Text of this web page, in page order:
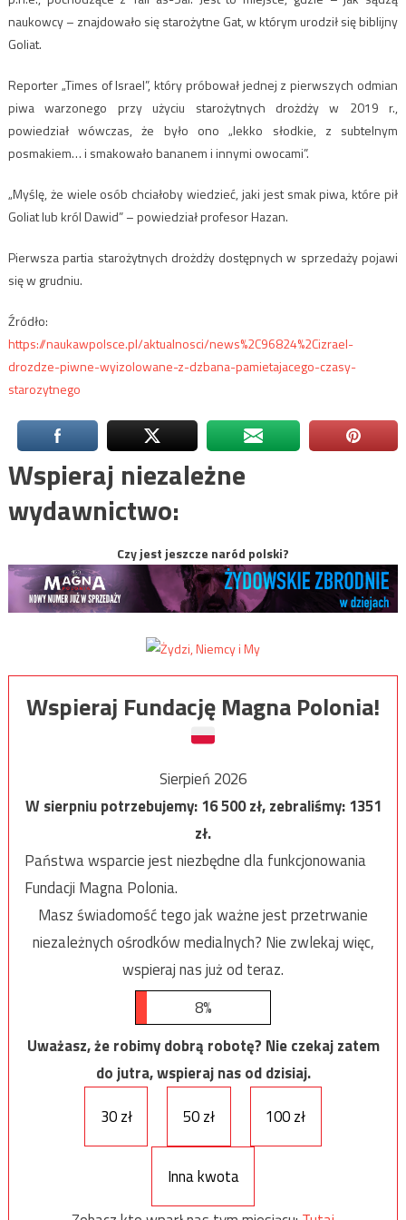
naukowcy – znajdowało się starożytne Gat, w którym urodził się biblijny
Goliat.
Reporter „Times of Israel”, który próbował jednej z pierwszych odmian
piwa warzonego przy użyciu starożytnych drożdży w 2019 r.,
powiedział wówczas, że było ono „lekko słodkie, z subtelnym
posmakiem… i smakowało bananem i innymi owocami”.
„Myślę, że wiele osób chciałoby wiedzieć, jaki jest smak piwa, które pił
Goliat lub król Dawid” – powiedział profesor Hazan.
Pierwsza partia starożytnych drożdży dostępnych w sprzedaży pojawi
się w grudniu.
Źródło:
https://naukawpolsce.pl/aktualnosci/news%2C96824%2Cizrael-
drozdze-piwne-wyizolowane-z-dzbana-pamietajacego-czasy-
starozytnego
Wspieraj niezależne
wydawnictwo:
Czy jest jeszcze naród polski?
Wspieraj Fundację Magna Polonia!
Sierpień 2026
W sierpniu potrzebujemy:16 500zł, zebraliśmy:1351
zł.
Państwa wsparcie jest niezbędne dla funkcjonowania
Fundacji Magna Polonia.
Masz świadomość tego jak ważne jest przetrwanie
niezależnych ośrodków medialnych? Nie zwlekaj więc,
wspieraj nas już od teraz.
8%
Uważasz, że robimy dobrą robotę? Nie czekaj zatem
do jutra, wspieraj nas od dzisiaj.
30 zł
50 zł 100 zł
Inna kwota